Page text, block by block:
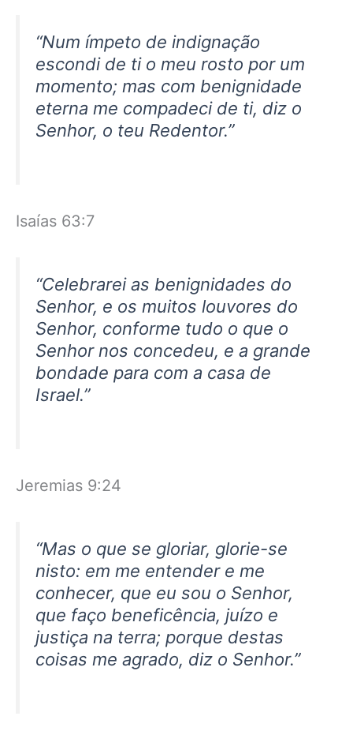
“Num ímpeto de indignação
escondi de ti o meu rosto por um
momento; mas com benignidade
eterna me compadeci de ti, diz o
Senhor, o teu Redentor.”
Isaías 63:7
“Celebrarei as benignidades do
Senhor, e os muitos louvores do
Senhor, conforme tudo o que o
Senhor nos concedeu, e a grande
bondade para com a casa de
Israel.”
Jeremias 9:24
“Mas o que se gloriar, glorie-se
nisto: em me entender e me
conhecer, que eu sou o Senhor,
que faço beneficência, juízo e
justiça na terra; porque destas
coisas me agrado, diz o Senhor.”